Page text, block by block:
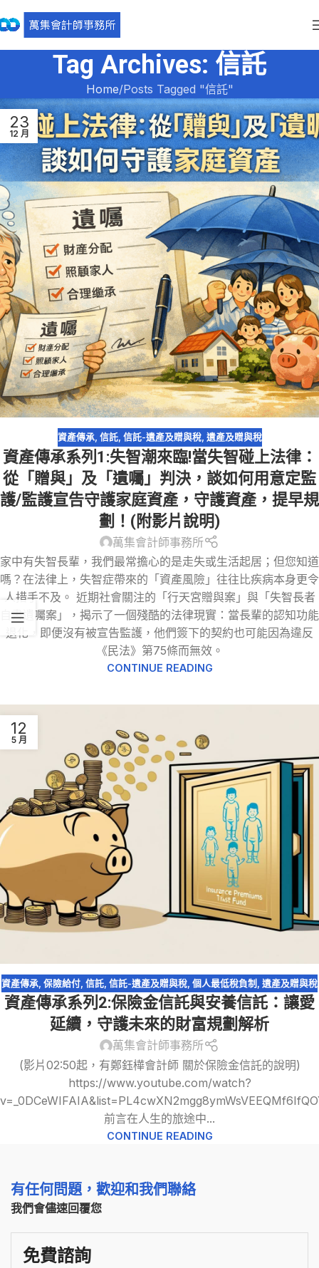
Tag Archives: 信託
Home Posts Tagged "信託"
23
12 月
資產傳承, 信託, 信託-遺產及贈與稅, 遺產及贈與稅
資產傳承系列1:失智潮來臨!當失智碰上法律：
從「贈與」及「遺囑」判決，談如何用意定監
護/監護宣告守護家庭資產，守護資產，提早規
劃！(附影片說明)
萬集會計師事務所
家中有失智長輩，我們最常擔心的是走失或生活起居；但您知道
嗎？在法律上，失智症帶來的「資產風險」往往比疾病本身更令
人措手不及。 近期社會關注的「行天宮贈與案」與「失智長者
自書遺囑案」，揭示了一個殘酷的法律現實：當長輩的認知功能
退化，即便沒有被宣告監護，他們簽下的契約也可能因為違反
《民法》第75條而無效。
CONTINUE READING
12
5 月
資產傳承 保險給付 信託 信託-遺產及贈與稅 個人最低稅負制 遺產及贈與稅
資產傳承系列2:保險金信託與安養信託：讓愛
延續，守護未來的財富規劃解析
萬集會計師事務所
(影片02:50起，有鄭鈺樺會計師 關於保險金信託的說明)
https://www.youtube.com/watch?
前言在人生的旅途中...
CONTINUE READING
有任何問題，歡迎和我們聯絡
我們會儘速回覆您
免費諮詢